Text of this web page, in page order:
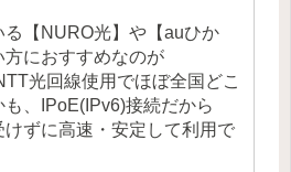
る【NURO光】や【auひか
方におすすめなのが
光回線使用でほぼ全国どこ
、IPoE(IPv6)接続だから
ずに高速・安定して利用で